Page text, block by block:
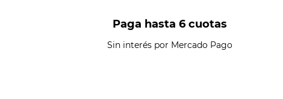
Paga hasta 6 cuotas
Sin interés por Mercado Pago